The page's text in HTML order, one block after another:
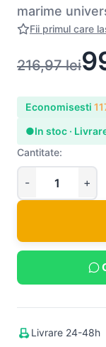
marime
Fii primul care
216,97lei
Economisesti
●In stoc ·
Cantitate:
Livrare 24-48h